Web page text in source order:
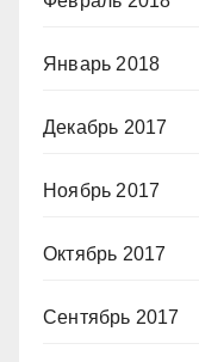
Январь 2018
Декабрь 2017
Ноябрь 2017
Октябрь 2017
Сентябрь 2017